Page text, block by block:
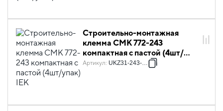
Строительно-монтажная
клемма СМК 772-243
компактная с пастой (4шт/
упак) IEK
Артикул: UKZ31-243-004